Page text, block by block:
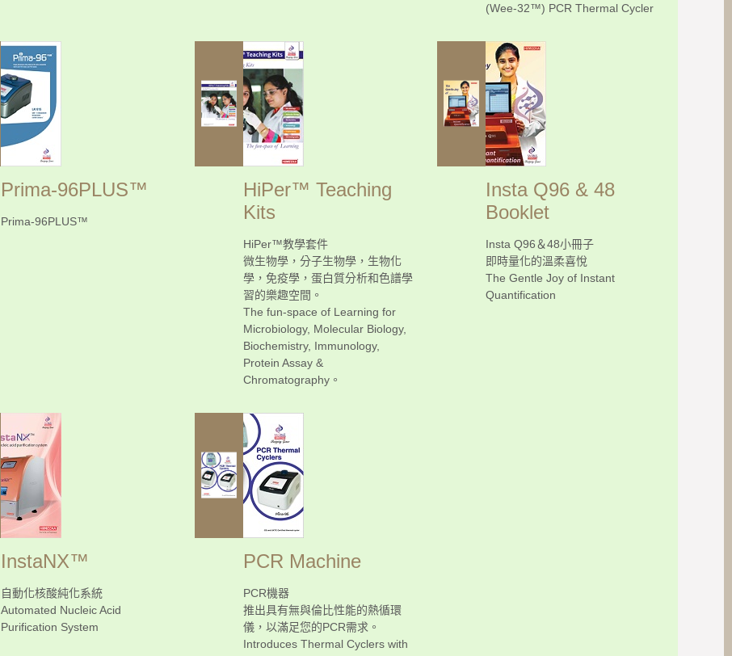
(Wee-32™) PCR Thermal Cycler
Prima-96PLUS™
Prima-96PLUS™
HiPer™ Teaching
Kits
HiPer™教學套件
微生物學，分子生物學，生物化
學，免疫學，蛋白質分析和色譜學
習的樂趣空間。
The fun-space of Learning for
Microbiology, Molecular Biology,
Biochemistry, Immunology,
Protein Assay &
Chromatography。
Insta Q96 & 48
Booklet
Insta Q96＆48小冊子
即時量化的溫柔喜悅
The Gentle Joy of Instant
Quantification
InstaNX™
自動化核酸純化系統
Automated Nucleic Acid
Purification System
PCR Machine
PCR機器
推出具有無與倫比性能的熱循環
儀，以滿足您的PCR需求。
Introduces Thermal Cyclers with